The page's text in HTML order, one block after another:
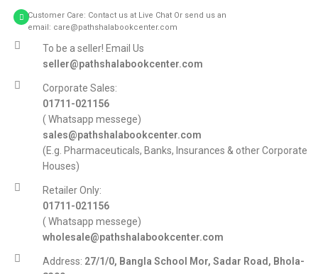
Customer Care: Contact us at Live Chat Or send us an
email: care@pathshalabookcenter.com
To be a seller! Email Us
seller@pathshalabookcenter.com
Corporate Sales:
01711-021156
( Whatsapp messege)
sales@pathshalabookcenter.com
(E.g. Pharmaceuticals, Banks, Insurances & other Corporate
Houses)
Retailer Only:
01711-021156
( Whatsapp messege)
wholesale@pathshalabookcenter.com
Address: 27/1/0, Bangla School Mor, Sadar Road, Bhola-